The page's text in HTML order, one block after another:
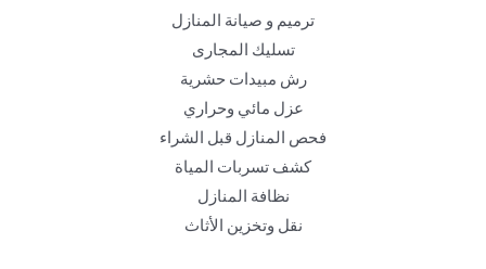
ترميم و صيانة المنازل
تسليك المجارى
رش مبيدات حشرية
عزل مائي وحراري
فحص المنازل قبل الشراء
كشف تسربات المياة
نظافة المنازل
نقل وتخزين الأثاث